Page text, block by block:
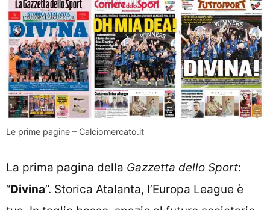
Le prime pagine – Calciomercato.it
La prima pagina della Gazzetta dello Sport:
“Divina”. Storica Atalanta, l’Europa League è